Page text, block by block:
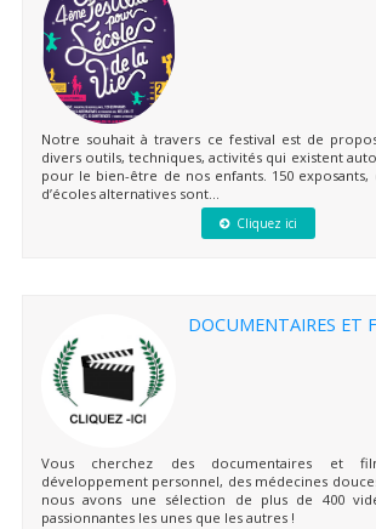
Notre souhait à travers ce festival est de
divers outils, techniques, activités qui existent
pour le bien-être de nos enfants. 150
d’écoles alternatives sont...
Cliquez ici
DOCUMENTAIRES ET
Vous cherchez des documentaires et
développement personnel, des médecines
nous avons une sélection de plus de 400
passionnantes les unes que les autres !